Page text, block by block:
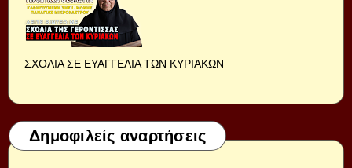
ΣΧΟΛΙΑ ΣΕ ΕΥΑΓΓΕΛΙΑ ΤΩΝ ΚΥΡΙΑΚΩΝ
Δημοφιλείς αναρτήσεις